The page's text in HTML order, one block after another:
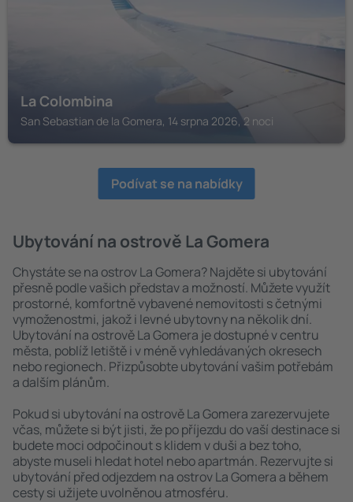
La Colombina
San Sebastian de la Gomera, 14 srpna 2026, 2 noci
Podívat se na nabídky
Ubytování na ostrově La Gomera
Chystáte se na ostrov La Gomera? Najděte si ubytování
přesně podle vašich představ a možností. Můžete využít
prostorné, komfortně vybavené nemovitosti s četnými
vymoženostmi, jakož i levné ubytovny na několik dní.
Ubytování na ostrově La Gomera je dostupné v centru
města, poblíž letiště i v méně vyhledávaných okresech
nebo regionech. Přizpůsobte ubytování vašim potřebám
a dalším plánům.
Pokud si ubytování na ostrově La Gomera zarezervujete
včas, můžete si být jisti, že po příjezdu do vaší destinace si
budete moci odpočinout s klidem v duši a bez toho,
abyste museli hledat hotel nebo apartmán. Rezervujte si
ubytování před odjezdem na ostrov La Gomera a během
cesty si užijete uvolněnou atmosféru.